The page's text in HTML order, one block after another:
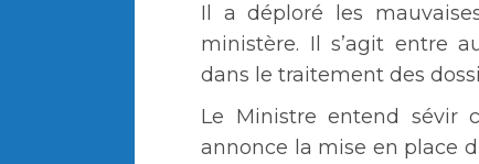
Il a déploré les
ministère. Il s’agit entre
dans le traitement des
Le Ministre entend sévir
annonce la mise en place